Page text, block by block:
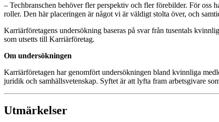
– Techbranschen behöver fler perspektiv och fler förebilder. För oss
roller. Den här placeringen är något vi är väldigt stolta över, och
Karriärföretagens undersökning baseras på svar från tusentals
som utsetts till Karriärföretag.
Om undersökningen
Karriärföretagen har genomfört undersökningen bland kvinnliga
juridik och samhällsvetenskap. Syftet är att lyfta fram arbetsgivare
Utmärkelser